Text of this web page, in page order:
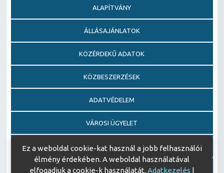
ALAPÍTVÁNY
ÁLLÁSAJÁNLATOK
KÖZÉRDEKŰ ADATOK
KÖZBESZERZÉSEK
ADATVÉDELEM
VÁROSI ÜGYELET
EGÉSZSÉGFEJLESZTŐ KÓRHÁZ DÍJ PÁLYÁZAT
AJÁNDÉKOZÁSI OKIRATOK
Ez a weboldal cookie-kat használ a jobb felhasználói
élmény érdekében. A weboldal használatával
elfogadjuk a cookie-k használatát. Adatkezelés |